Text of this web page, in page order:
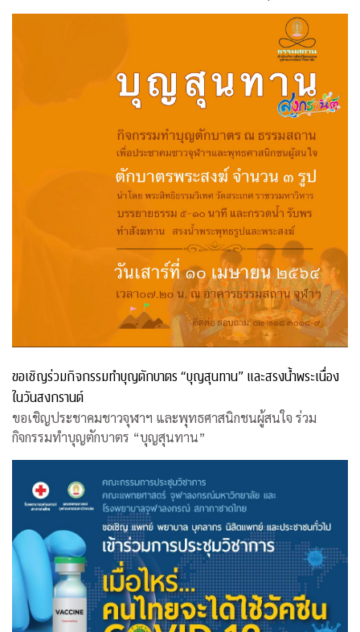
ขอเชิญร่วมกิจกรรมทำบุญตักบาตร “บุญสุนทาน” และสรงน้ำพระเนื่อง
ในวันสงกรานต์
ขอเชิญประชาคมชาวจุฬาฯ และพุทธศาสนิกชนผู้สนใจ ร่วม
กิจกรรมทำบุญตักบาตร “บุญสุนทาน”